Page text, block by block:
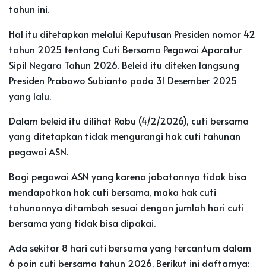
tahun ini.
Hal itu ditetapkan melalui Keputusan Presiden nomor 42
tahun 2025 tentang Cuti Bersama Pegawai Aparatur
Sipil Negara Tahun 2026. Beleid itu diteken langsung
Presiden Prabowo Subianto pada 31 Desember 2025
yang lalu.
Dalam beleid itu dilihat Rabu (4/2/2026), cuti bersama
yang ditetapkan tidak mengurangi hak cuti tahunan
pegawai ASN.
Bagi pegawai ASN yang karena jabatannya tidak bisa
mendapatkan hak cuti bersama, maka hak cuti
tahunannya ditambah sesuai dengan jumlah hari cuti
bersama yang tidak bisa dipakai.
Ada sekitar 8 hari cuti bersama yang tercantum dalam
6 poin cuti bersama tahun 2026. Berikut ini daftarnya: